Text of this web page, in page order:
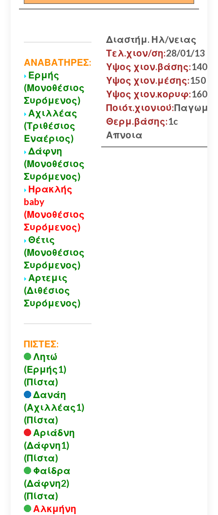
ΑΝΑΒΑΤΗΡΕΣ:
Ερμής
(Μονοθέσιος
Συρόμενος)
Αχιλλέας
(Τριθέσιος
Εναέριος)
Δάφνη
(Μονοθέσιος
Συρόμενος)
Ηρακλής
baby
(Μονοθέσιος
Συρόμενος)
Θέτις
(Μονοθέσιος
Συρόμενος)
Αρτεμις
(Διθέσιος
Συρόμενος)
ΠΙΣΤΕΣ:
Λητώ
(Ερμής1)
(Πίστα)
Δανάη
(Αχιλλέας1)
(Πίστα)
Αριάδνη
(Δάφνη1)
(Πίστα)
Φαίδρα
(Δάφνη2)
(Πίστα)
Αλκμήνη
Διαστήμ. Ηλ/νειας
Τελ.χιον/ση:28/01/13
Υψος χιον.βάσης:140
Υψος χιον.μέσης:150
Υψος χιον.κορυφ:160
Ποιότ.χιονιού:
Θερμ.βάσης:1c
Απνοια